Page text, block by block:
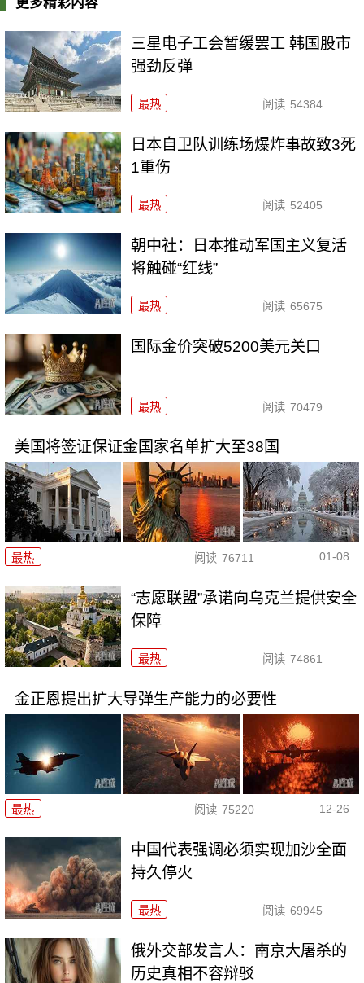
三星电子工会暂缓罢工 韩国股市
强劲反弹
最热 阅读 54384
日本自卫队训练场爆炸事故致3死
1重伤
最热 阅读 52405
朝中社：日本推动军国主义复活
将触碰“红线”
最热 阅读 65675
国际金价突破5200美元关口
最热 阅读 70479
美国将签证保证金国家名单扩大至38国
最热 阅读 76711 01-08
“志愿联盟”承诺向乌克兰提供安全
保障
最热 阅读 74861
金正恩提出扩大导弹生产能力的必要性
最热 阅读 75220 12-26
中国代表强调必须实现加沙全面
持久停火
最热 阅读 69945
俄外交部发言人：南京大屠杀的
历史真相不容辩驳